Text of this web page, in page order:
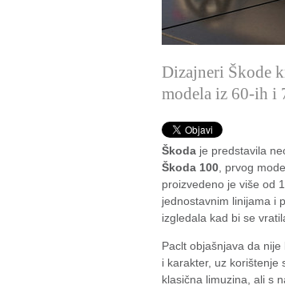
Dizajneri Škode
modela iz 60-ih i
Škoda je predstavila
Škoda 100 , prvog
proizvedeno je više od
jednostavnim linijama i
izgledala kad bi se
Paclt objašnjava da
i karakter, uz korištenje
klasična limuzina, ali s